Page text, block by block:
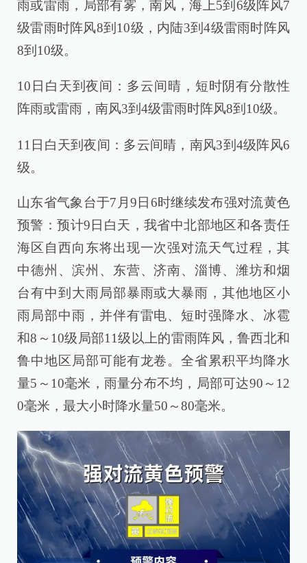
雨或雷雨，局部有雾，南风，海上5到6级阵风7
级雷雨时阵风8到10级，内陆3到4级雷雨时阵风
8到10级。
10日白天到夜间：多云间晴，短时阴有分散性
阵雨或雷雨，南风3到4级雷雨时阵风8到10级。
11日白天到夜间：多云间晴，南风3到4级阵风6
级。
山东省气象台于7月9日6时继续发布强对流黄色
预警：预计9日白天，我省中北部地区和各责任
海区自西向东将出现一次强对流天气过程，其
中德州、滨州、东营、济南、淄博、潍坊和烟
台有中到大雨局部暴雨或大暴雨，其他地区小
雨局部中雨，并伴有雷电、短时强降水、冰雹
和8～10级局部11级以上的雷雨阵风，鲁西北和
鲁中地区局部可能有龙卷。全省累积平均降水
量5～10毫米，雨量分布不均，局部可达90～12
0毫米，最大小时降水量50～80毫米。